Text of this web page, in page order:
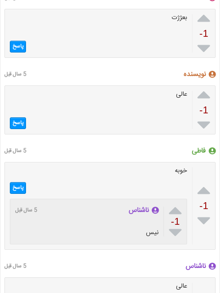

-1

بعژژت
پاسخ
نویسنده 5 سال قبل

-1

عالی
پاسخ
فاطی 5 سال قبل

-1

خوبه
پاسخ

-1

ناشناس 5 سال قبل
نیس
ناشناس 5 سال قبل
عالی